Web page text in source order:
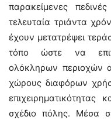
παρακείμενες
τελευταία τριάντα
έχουν μετατρέψει
τόπο ώστε να
ολόκληρων περιοχών
χώρους διαφόρων
σχέδιο πόλης. Μέσα